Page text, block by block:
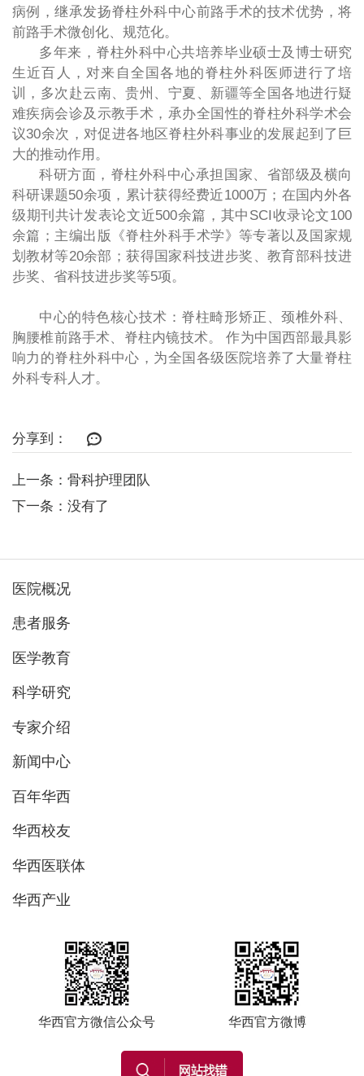
病例，继承发扬脊柱外科中心前路手术的技术优势，将
前路手术微创化、规范化。
多年来，脊柱外科中心共培养毕业硕士及博士研究
生近百人，对来自全国各地的脊柱外科医师进行了培
训，多次赴云南、贵州、宁夏、新疆等全国各地进行疑
难疾病会诊及示教手术，承办全国性的脊柱外科学术会
议30余次，对促进各地区脊柱外科事业的发展起到了巨
大的推动作用。
科研方面，脊柱外科中心承担国家、省部级及横向
科研课题50余项，累计获得经费近1000万；在国内外各
级期刊共计发表论文近500余篇，其中SCI收录论文100
余篇；主编出版《脊柱外科手术学》等专著以及国家规
划教材等20余部；获得国家科技进步奖、教育部科技进
步奖、省科技进步奖等5项。
中心的特色核心技术：脊柱畸形矫正、颈椎外科、
胸腰椎前路手术、脊柱内镜技术。 作为中国西部最具影
响力的脊柱外科中心，为全国各级医院培养了大量脊柱
外科专科人才。
分享到：
上一条：骨科护理团队
下一条：没有了
医院概况
患者服务
医学教育
科学研究
专家介绍
新闻中心
百年华西
华西校友
华西医联体
华西产业
华西官方微信公众号 华西官方微博